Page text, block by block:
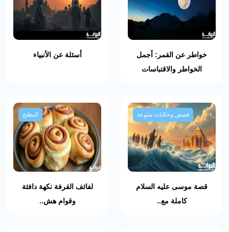
خواطر عن القمر: أجمل
الخواطر والاقتباسات
أسئلة عن الأنبياء
قصص وحكايات متنوعة
قصة موسى عليه السلام
كاملة مع..
المطبخ
لفائف القرفة نكهة دافئة
وقوام هش..